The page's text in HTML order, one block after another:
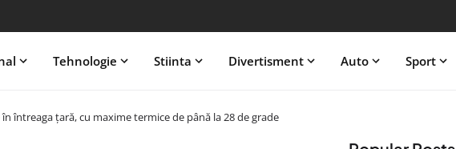
Tehnologie Stiinta Divertisment Auto Sport
întreaga ţară, cu maxime termice de până la 28 de grade